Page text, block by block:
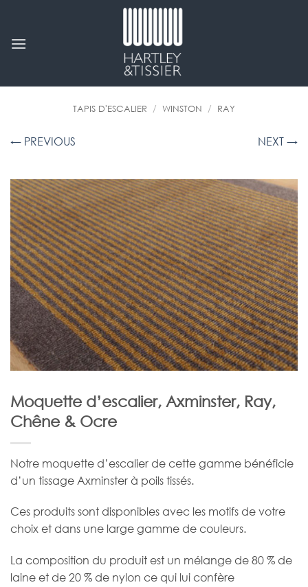
contenu
TAPIS D'ESCALIER / WINSTON / RAY
← PREVIOUS NEXT →
Moquette d’escalier, Axminster, Ray,
Chêne & Ocre
Notre moquette d’escalier de cette gamme bénéficie
d’un tissage Axminster à poils tissés.
Ces produits sont disponibles avec les motifs de votre
choix et dans une large gamme de couleurs.
La composition du produit est un mélange de 80 % de
laine et de 20 % de nylon ce qui lui confère